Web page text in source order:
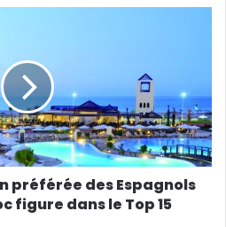
préférée des Espagnols
figure dans le Top 15